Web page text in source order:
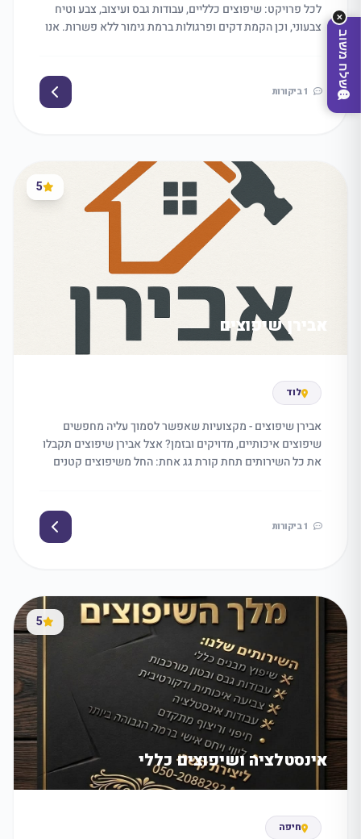
מצאו לי עסק
לכל פרויקט: שיפוצים כלליים, עבודות גבס ועיצוב, צבע וטיח
צבעוני, וכן הקמת דקים ופרגולות ברמת גימור ללא פשרות. אנו
5
אבירן שיפוצים
לוד
אבירן שיפוצים - מקצועיות שאפשר לסמוך עליה מחפשים
שיפוצים איכותיים, מדויקים ובזמן? אצל אבירן שיפוצים תקבלו
את כל השירותים תחת קורת גג אחת: החל משיפוצים קטנים
הקפדה על דיוק, איכות ושירות אישי. אצלנו כל לקוח מקבל יחס
אישי, פתרונות מותאמים ותחושת ביטחון מלאה בתוצאה
5
אינסטלציה ושיפוצים כללי
חיפה
✕
שלח משוב